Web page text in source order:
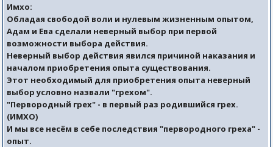
Имхо:
Обладая свободой воли и нулевым жизненным опытом,
Адам и Ева сделали неверный выбор при первой
возможности выбора действия.
Неверный выбор действия явился причиной наказания и
началом приобретения опыта существования.
Этот необходимый для приобретения опыта неверный
выбор условно назвали "грехом".
"Первородный грех" - в первый раз родившийся грех.
(ИМХО)
И мы все несём в себе последствия "первородного греха" -
опыт.